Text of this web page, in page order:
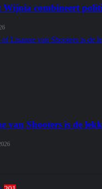
combineert
van Shooters is de